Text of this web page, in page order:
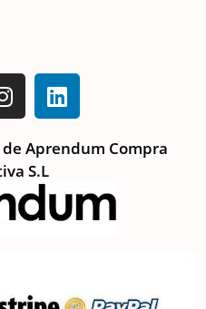
Aprendum Compra
S.L